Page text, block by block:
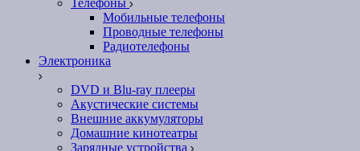
Телефоны
Мобильные телефоны
Проводные телефоны
Радиотелефоны
Электроника
DVD и Blu-ray плееры
Акустические системы
Внешние аккумуляторы
Домашние кинотеатры
Зарядные устройства